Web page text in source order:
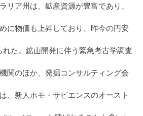
リア州は、鉱産資源が豊富であり、
に物価も上昇しており、昨今の円安
た。鉱山開発に伴う緊急考古学調査
関のほか、発掘コンサルティング会
、新人ホモ・サピエンスのオースト